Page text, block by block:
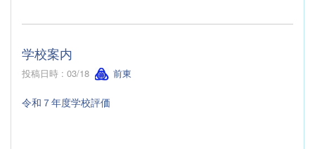
学校案内
投稿日時 : 03/18 前東
令和７年度学校評価